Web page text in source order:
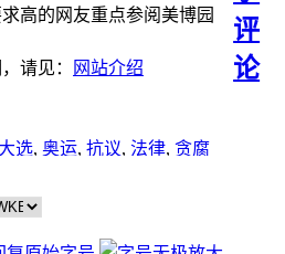
高的网友重点参阅美博园
请见：
网站介绍
评
论
大选, 奥运, 抗议, 法律, 贪腐